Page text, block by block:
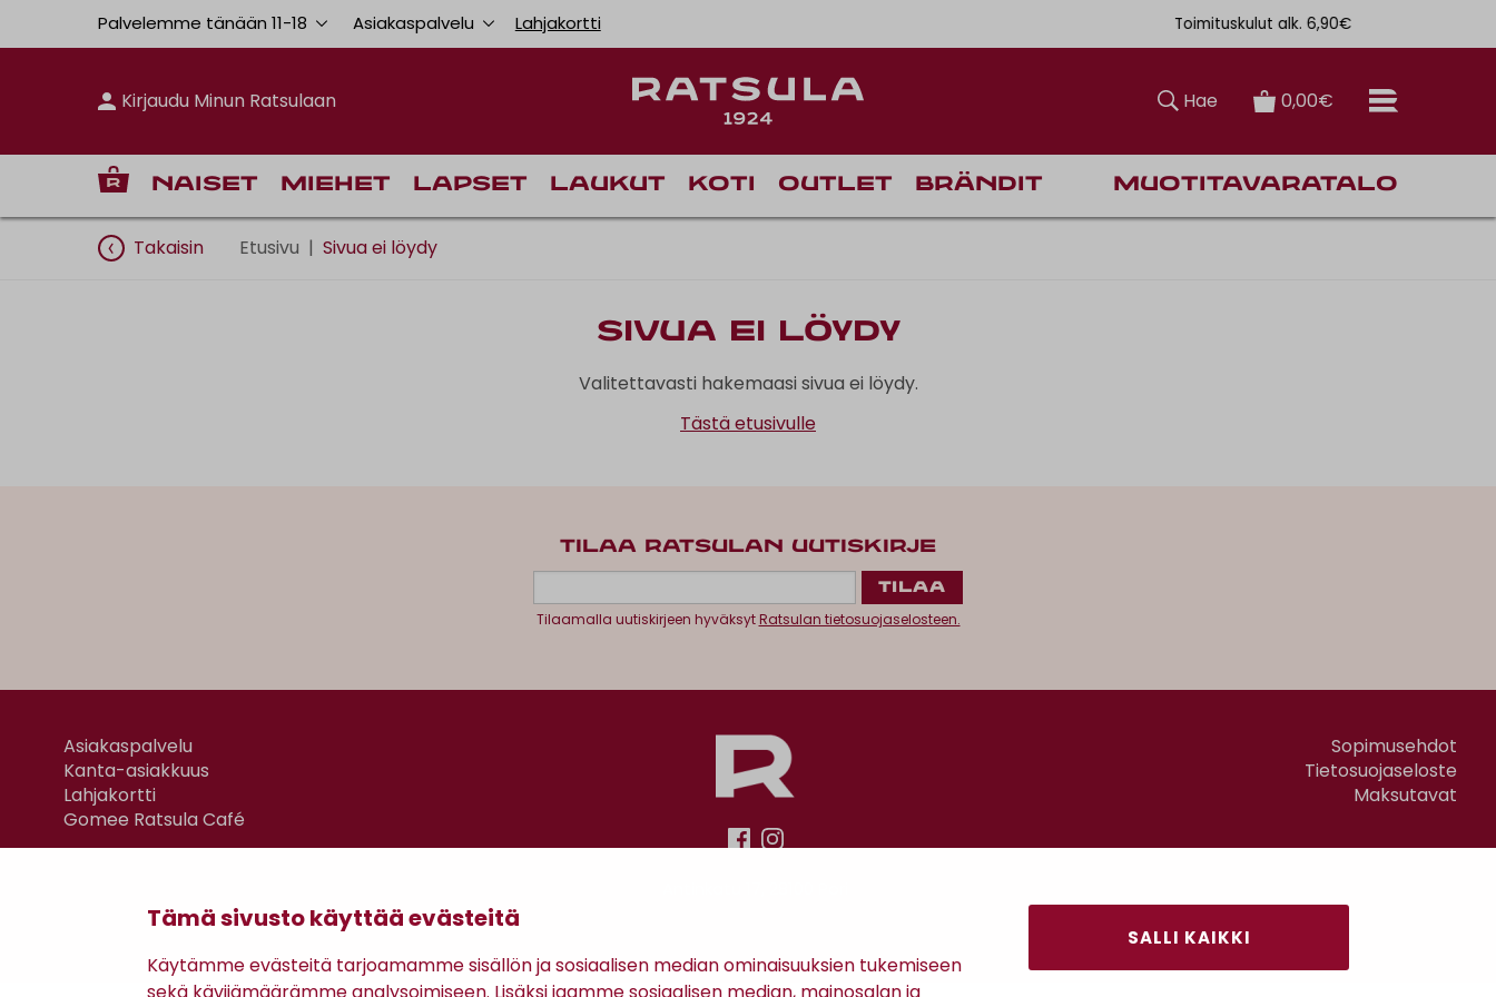
Tämä sivusto käyttää evästeitä
Käytämme evästeitä tarjoamamme sisällön ja sosiaalisen median ominaisuuksien tukemiseen
SALLI KAIKKI
Palvelemme tänään 11-18 Asiakaspalvelu Lahjakortti Toimituskulut alk. 6,90€
Kirjaudu Minun Ratsulaan Hae 0,00€
Naiset Miehet Lapset Laukut Koti Outlet Brändit Muotitavaratalo
Takaisin Etusivu | Sivua ei löydy
Sivua ei löydy
Valitettavasti hakemaasi sivua ei löydy.
Tästä etusivulle
TILAA RATSULAN UUTISKIRJE
Tilaamalla uutiskirjeen hyväksytRatsulan tietosuojaselosteen.
Asiakaspalvelu
Kanta-asiakkuus
Lahjakortti
Gomee Ratsula Café
Sopimusehdot
Tietosuojaseloste
Maksutavat